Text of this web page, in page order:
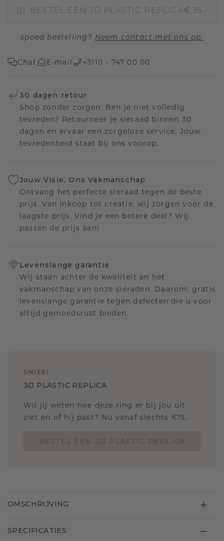
BESTEL EEN 3D PLASTIC REPLICA€ 15,-
spoed bestelling? Neem contact met ons op.
Chat E-mail +3110 - 747 00 00
30 dagen retour
Shop zonder zorgen. Ben je niet volledig
tevreden? Retourneer je sieraad binnen 30
dagen en ervaar een zorgeloze service. Jouw
tevredenheid staat bij ons voorop.
Jouw Visie, Ons Vakmanschap
Ontvang het perfecte sieraad tegen de beste
prijs. Van inkoop tot creatie, wij zorgen voor de
laagste prijs. Vind je een betere deal? Wij
passen de prijs aan!
Levenslange garantie
Wij staan achter de kwaliteit en het
vakmanschap van onze sieraden. Daarom: gratis
levenslange garantie tegen defecten die u voor
altijd gemoedsrust bieden.
UNIEK!
3D PLASTIC REPLICA
Wil jij weten hoe deze ring er bij jou uit
ziet en of hij past? Nu vanaf slechts €15,-
OMSCHRIJVING
SPECIFICATIES